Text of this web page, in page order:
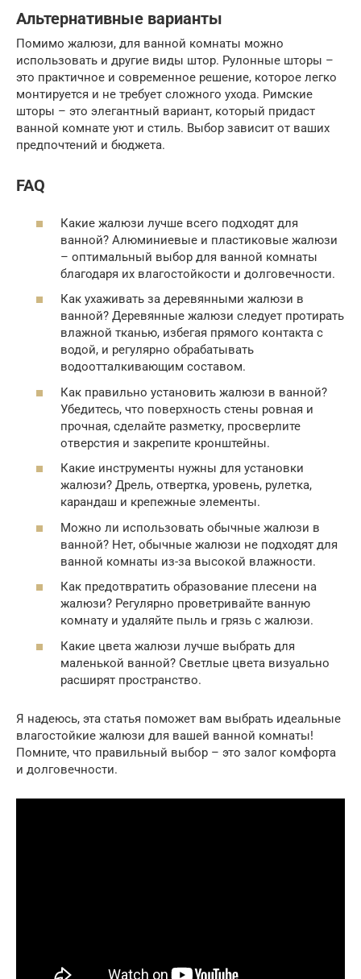
Альтернативные варианты
Помимо жалюзи, для ванной комнаты можно
использовать и другие виды штор. Рулонные шторы –
это практичное и современное решение, которое легко
монтируется и не требует сложного ухода. Римские
шторы – это элегантный вариант, который придаст
ванной комнате уют и стиль. Выбор зависит от ваших
предпочтений и бюджета.
FAQ
Какие жалюзи лучше всего подходят для
ванной? Алюминиевые и пластиковые жалюзи
– оптимальный выбор для ванной комнаты
благодаря их влагостойкости и долговечности.
Как ухаживать за деревянными жалюзи в
ванной? Деревянные жалюзи следует протирать
влажной тканью, избегая прямого контакта с
водой, и регулярно обрабатывать
водоотталкивающим составом.
Как правильно установить жалюзи в ванной?
Убедитесь, что поверхность стены ровная и
прочная, сделайте разметку, просверлите
отверстия и закрепите кронштейны.
Какие инструменты нужны для установки
жалюзи? Дрель, отвертка, уровень, рулетка,
карандаш и крепежные элементы.
Можно ли использовать обычные жалюзи в
ванной? Нет, обычные жалюзи не подходят для
ванной комнаты из-за высокой влажности.
Как предотвратить образование плесени на
жалюзи? Регулярно проветривайте ванную
комнату и удаляйте пыль и грязь с жалюзи.
Какие цвета жалюзи лучше выбрать для
маленькой ванной? Светлые цвета визуально
расширят пространство.
Я надеюсь, эта статья поможет вам выбрать идеальные
влагостойкие жалюзи для вашей ванной комнаты!
Помните, что правильный выбор – это залог комфорта
и долговечности.